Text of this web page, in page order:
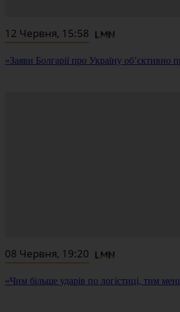
12 Червня, 15:58
«Заяви Болгарії про Україну об’єктивно
08 Червня, 19:20
«Чим більше ударів по логістиці, тим